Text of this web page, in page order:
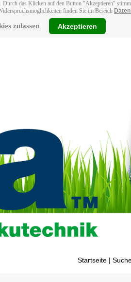
das Klicken auf den Button "Akzeptieren"
finden Sie im Bereich
zulassen Akzeptieren
Startseite |